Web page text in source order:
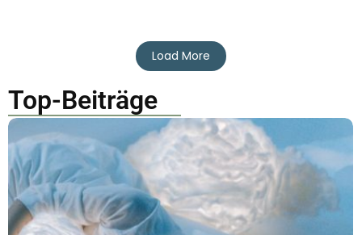
Load More
Top-Beiträge